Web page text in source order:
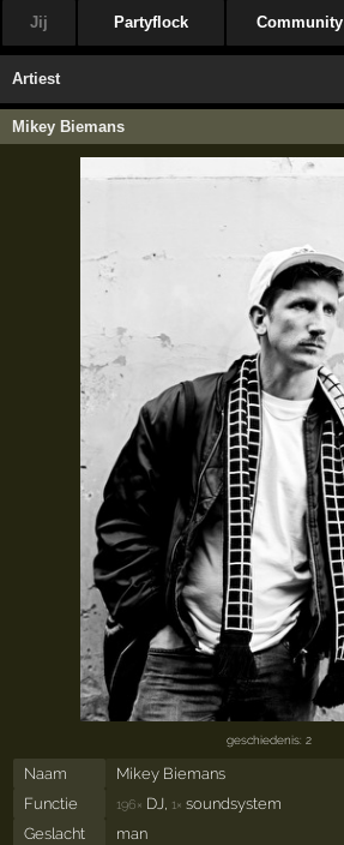
Jij Partyflock Community
Artiest
Mikey Biemans
geschiedenis: 2
Naam
Mikey Biemans
Functie
196× DJ, 1× soundsystem
Geslacht
man